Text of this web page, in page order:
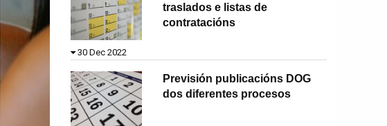
traslados e listas de
contratacións
30 Dec 2022
Previsión publicacións DOG
dos diferentes procesos